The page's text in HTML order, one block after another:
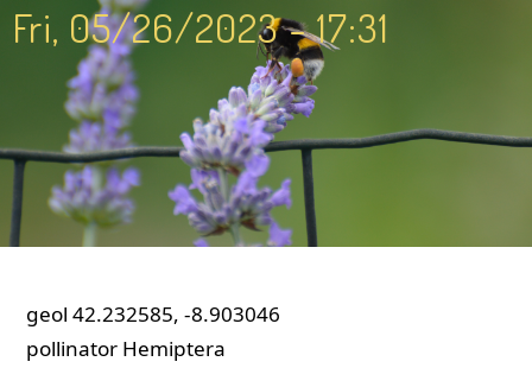
Fri, 05/26/2023 - 17:31
geol 42.232585, -8.903046
pollinator Hemiptera